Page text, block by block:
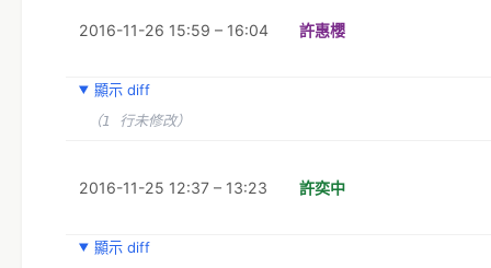
2016-11-26 15:59 – 16:04 許惠櫻
顯示 diff
（1 行未修改）
2016-11-25 12:37 – 13:23 許奕中
顯示 diff